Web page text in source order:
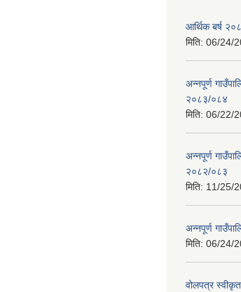
आर्थिक बर्ष
मिति: 06/24/
अन्नपूर्ण
२०८३/०८४
मिति: 06/22/
अन्नपूर्ण
२०८२/०८३
मिति: 11/25/
अन्नपूर्ण
मिति: 06/24/
वोलपत्र